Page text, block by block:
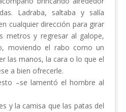
Ladraba, saltaba y salía
cualquier dirección para girar
metros y regresar al galope,
moviendo el rabo como un
las manos, la cara o lo que el
a bien ofrecerle.
–se lamentó el hombre al
y la camisa que las patas del